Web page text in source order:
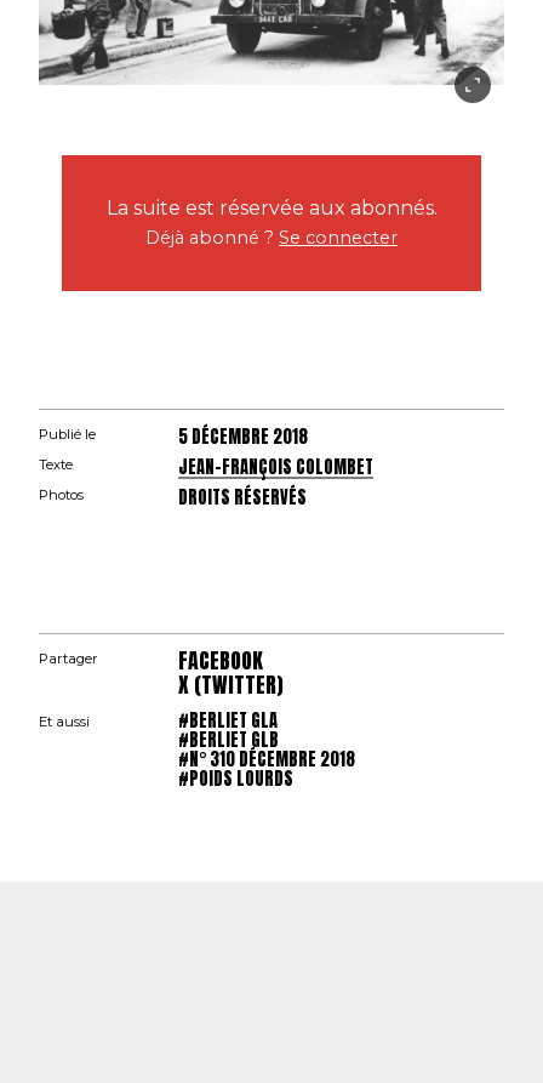
La suite est réservée aux abonnés.
Déjà abonné ? Se connecter
Publié le 5 DÉCEMBRE 2018
Texte JEAN-FRANÇOIS COLOMBET
Photos DROITS RÉSERVÉS
Partager FACEBOOK
X (TWITTER)
Et aussi #BERLIET GLA
#BERLIET GLB
#N° 310 DÉCEMBRE 2018
#POIDS LOURDS